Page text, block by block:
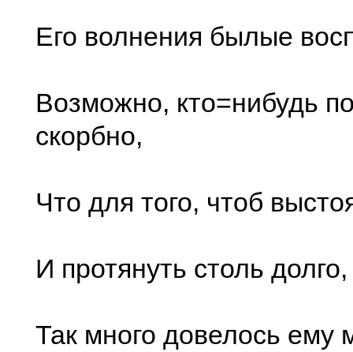
Его волнения былые
Возможно, кто=нибудь
скорбно,
Что для того, чтоб
И протянуть столь долго,
Так много довелось ему